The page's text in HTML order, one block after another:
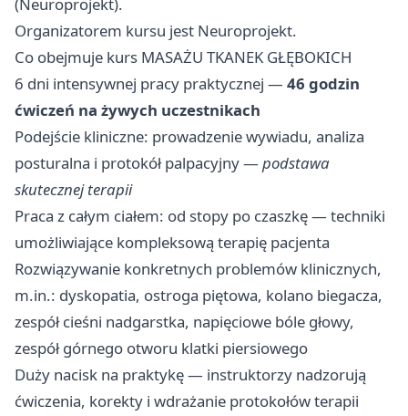
(Neuroprojekt).
Organizatorem kursu jest Neuroprojekt.
Co obejmuje kurs MASAŻU TKANEK GŁĘBOKICH
6 dni intensywnej pracy praktycznej — 46 godzin
ćwiczeń na żywych uczestnikach
Podejście kliniczne: prowadzenie wywiadu, analiza
posturalna i protokół palpacyjny — podstawa
skutecznej terapii
Praca z całym ciałem: od stopy po czaszkę — techniki
umożliwiające kompleksową terapię pacjenta
Rozwiązywanie konkretnych problemów klinicznych,
m.in.: dyskopatia, ostroga piętowa, kolano biegacza,
zespół cieśni nadgarstka, napięciowe bóle głowy,
zespół górnego otworu klatki piersiowego
Duży nacisk na praktykę — instruktorzy nadzorują
ćwiczenia, korekty i wdrażanie protokołów terapii